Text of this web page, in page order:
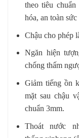
theo tiêu
hóa, an toàn
Chậu cho phép
Ngăn hiện
chống thấm
Giảm tiếng ồn
mặt sau chậu
chuẩn 3mm.
Thoát nước